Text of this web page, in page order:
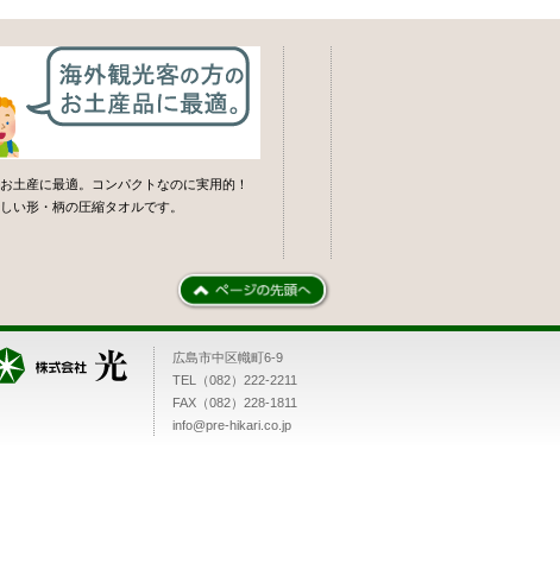
土産に最適。コンパクトなのに実用的！
い形・柄の圧縮タオルです。
広島市中区幟町6-9
TEL（082）222-2211
FAX（082）228-1811
info@pre-hikari.co.jp